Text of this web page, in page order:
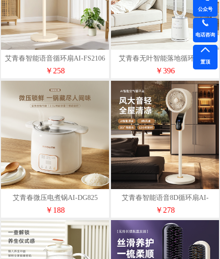
艾青春智能语音循环扇AI-FS2106
￥258
艾青春无叶智能落地循环扇AI-
FS5103
￥396
艾青春微压电煮锅AI-DG825
￥188
艾青春智能语音8D循环扇AI-
FS3108
￥278
公众号
电话咨询
置顶